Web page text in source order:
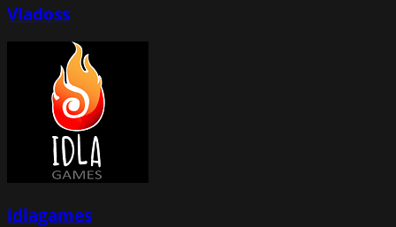
Vladoss
idlagames